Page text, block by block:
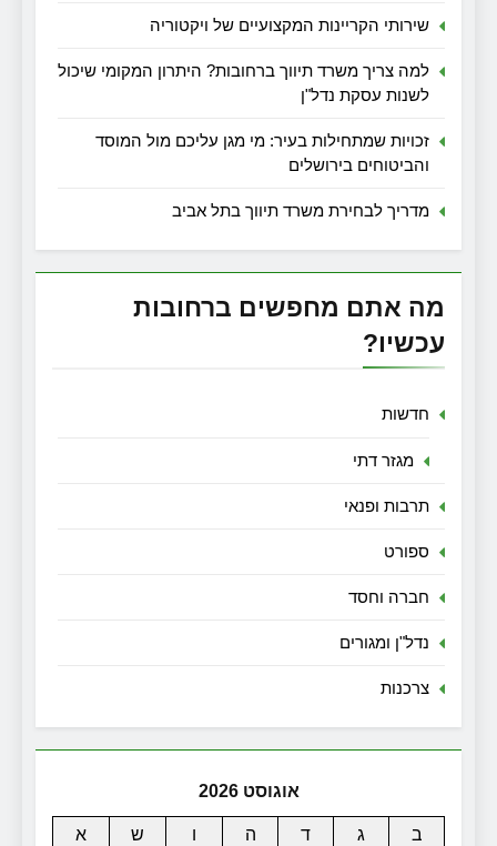
שירותי הקריינות המקצועיים של ויקטוריה
למה צריך משרד תיווך ברחובות? היתרון המקומי שיכול
לשנות עסקת נדל"ן
זכויות שמתחילות בעיר: מי מגן עליכם מול המוסד
והביטוחים בירושלים
מדריך לבחירת משרד תיווך בתל אביב
מה אתם מחפשים ברחובות
עכשיו?
חדשות
מגזר דתי
תרבות ופנאי
ספורט
חברה וחסד
נדל"ן ומגורים
צרכנות
אוגוסט 2026
ב ג ד ה ו ש
א